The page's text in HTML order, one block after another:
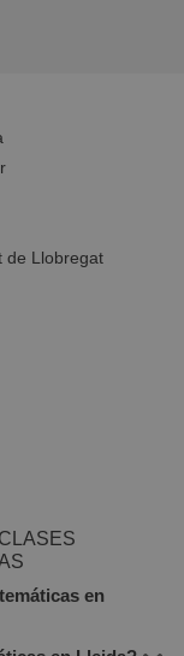
de Llobregat
en